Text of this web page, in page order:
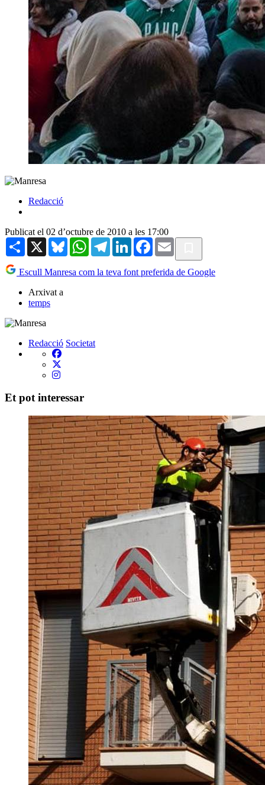
Redacció
Publicat el 02 d’octubre de 2010 a les 17:00
Share X BlueskyWhatsAppTelegramLinkedInFacebook
Email
Escull Manresa com la teva font preferida de Google
Arxivat a
temps
Redacció Societat
Et pot interessar